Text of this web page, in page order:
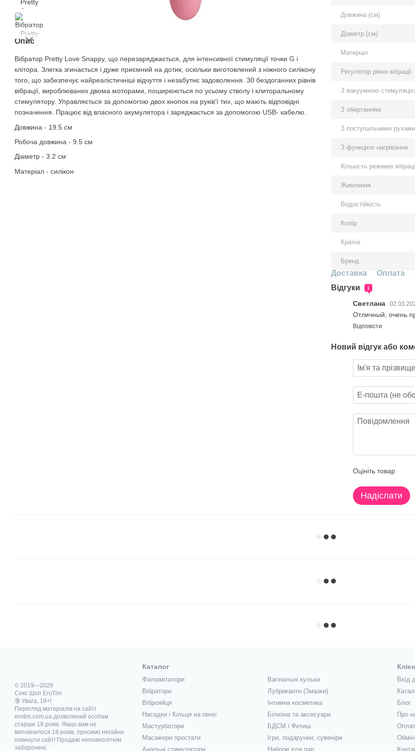
Опис
Вібратор Pretty Love Snappy, що перезаряджається, для інтенсивної стимуляції точки G і
клітора. Злегка згинається і дуже приємний на дотик, оскільки виготовлений з ніжного силікону
того, що забезпечує найреалістичніші відчуття і незабутнє задоволення. 30 бездоганних рівнів
вібрації, вироблюваних двома моторами, поширюються по усьому стволу і клиторальному
стимулятору. Управляється за допомогою двох кнопок на руків'ї тих, що мають відповідні
позначення. Працює від власного акумулятора і заряджається за допомогою USB- кабелю.
Довжина - 19.5 см
Робоча довжина - 9.5 см
Діаметр - 3.2 см
Матеріал - силікон
Довжина (см)
Діаметр (см)
Матеріал
Регулятор рівня вібрації
З вакуумною
З обертанням
З поступальними рухами
З функцією нагрівання
Кількість режимів
Живлення
Водостійкість
Колір
Країна
Бренд
Доставка Оплата
Відгуки
1
Светлана
Отличный, очень
Відповісти
Новий відгук або
Оцініть товар
Надіслати
© 2019—2026
Секс Шоп EroTim
🔞 Увага, 18+!
Перегляд матеріалів на сайті
erotim.com.ua дозволений особам
старше 18 років. Якщо вам не
виповнилося 18 років, просимо негайно
покинути сайт! Продажі неповнолітнім
заборонені.
Каталог
Фалоімітатори
Вібратори
Віброяйця
Насадки і Кільця на пеніс
Мастурбатори
Масажери простати
Анальні стимулятори
Вагінальні кульки
Лубриканти (Змазки)
Інтимна косметика
Білизна та аксесуари
БДСМ і Фетиш
Ігри, подарунки, сувеніри
Набори для пар
Вхід
Блог
Про